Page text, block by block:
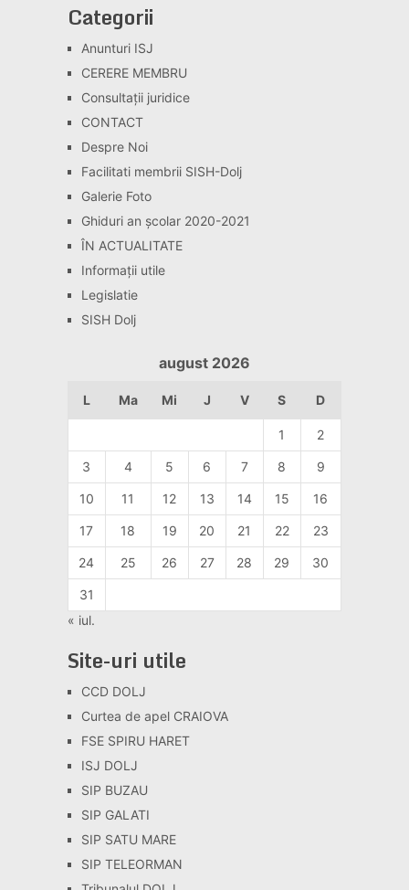
Categorii
Anunturi ISJ
CERERE MEMBRU
Consultaţii juridice
CONTACT
Despre Noi
Facilitati membrii SISH-Dolj
Galerie Foto
Ghiduri an școlar 2020-2021
ÎN ACTUALITATE
Informaţii utile
Legislatie
SISH Dolj
august 2026
L Ma Mi J V S D
1 2
3 4 5 6 7 8 9
10 11 12 13 14 15 16
17 18 19 20 21 22 23
24 25 26 27 28 29 30
31
« iul.
Site-uri utile
CCD DOLJ
Curtea de apel CRAIOVA
FSE SPIRU HARET
ISJ DOLJ
SIP BUZAU
SIP GALATI
SIP SATU MARE
SIP TELEORMAN